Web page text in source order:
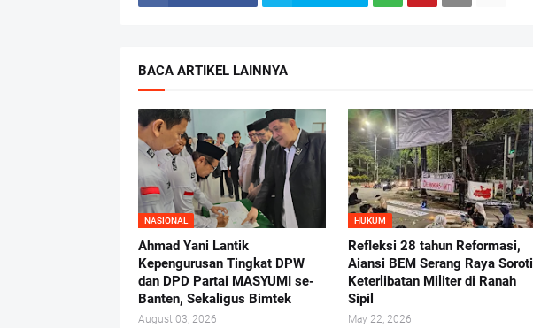
BACA ARTIKEL LAINNYA
NASIONAL
Ahmad Yani Lantik
Kepengurusan Tingkat DPW
dan DPD Partai MASYUMI se-
Banten, Sekaligus Bimtek
August 03, 2026
HUKUM
Refleksi 28 tahun Reformasi,
Aiansi BEM Serang Raya Soroti
Keterlibatan Militer di Ranah
Sipil
May 22, 2026